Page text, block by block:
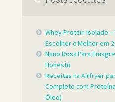
Whey Protein Isolado
Escolher o Melhor em
Nano Rosa Para
Honesto
Receitas na Airfryer
Completo com
Óleo)